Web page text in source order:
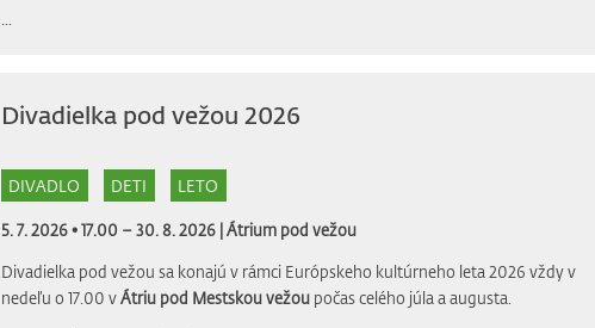
Divadielka pod vežou 2026
DIVADLO DETI LETO
5. 7. 2026 • 17.00 – 30. 8. 2026 |Átrium pod vežou
Divadielka pod vežou sa konajú v rámci Európskeho kultúrneho leta 2026 vždy v
nedeľu o 17.00 vÁtriu pod Mestskou vežoupočas celého júla a augusta.